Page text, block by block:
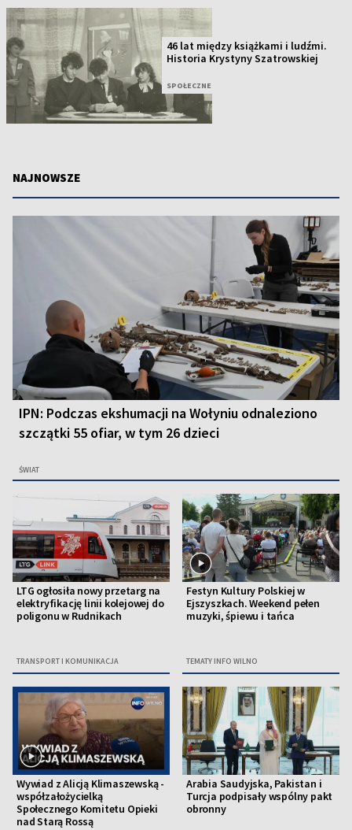
46 lat między książkami i ludźmi.
Historia Krystyny Szatrowskiej
SPOŁECZNE
NAJNOWSZE
IPN: Podczas ekshumacji na Wołyniu odnaleziono
szczątki 55 ofiar, w tym 26 dzieci
ŚWIAT
LTG ogłosiła nowy przetarg na
elektryfikację linii kolejowej do
poligonu w Rudnikach
TRANSPORT I KOMUNIKACJA
Festyn Kultury Polskiej w
Ejszyszkach. Weekend pełen
muzyki, śpiewu i tańca
TEMATY INFO WILNO
Wywiad z Alicją Klimaszewską -
współzałożycielką
Społecznego Komitetu Opieki
nad Starą Rossą
Arabia Saudyjska, Pakistan i
Turcja podpisały wspólny pakt
obronny